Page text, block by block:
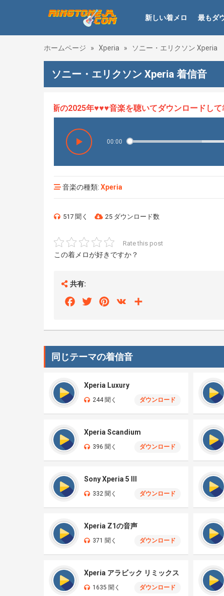
新しい着メロ 最もダ
ホームページ » Xperia » ソニー・エリクソン Xperia
ソニー・エリクソン Xperia 着信音
HOT、最新の2025年♥♥♥音楽を聴いてダウンロードして幸
00:00
音楽の種類: Xperia
517 聞く 25 ダウンロード数
Rate this post
この着メロが好きですか？
共有:
FacebookTwitterPinterest
VK
同じテーマの着信音
Xperia Luxury
244 聞く ダウンロード
Xperia Scandium
396 聞く ダウンロード
Sony Xperia 5 III
332 聞く ダウンロード
Xperia Z1の音声
371 聞く ダウンロード
Xperia アラビック リミックス
1635 聞く ダウンロード